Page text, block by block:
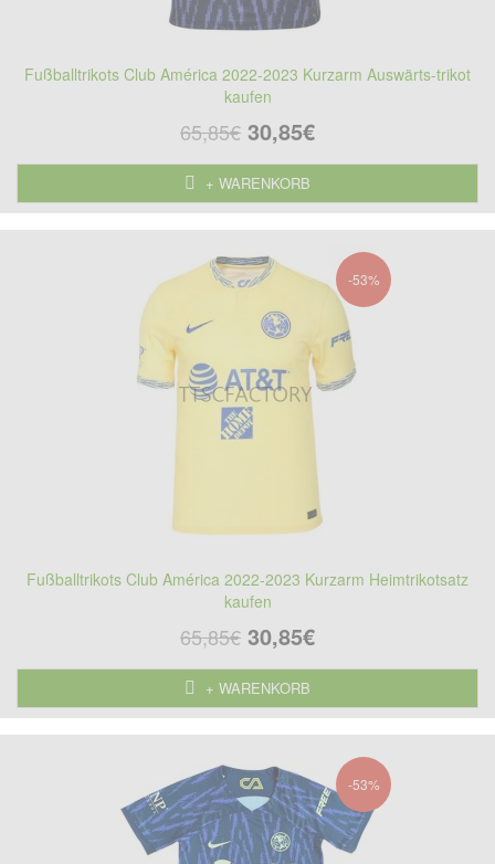
Fußballtrikots Club América 2022-2023 Kurzarm Auswärts-trikot
kaufen
65,85€ 30,85€
+ WARENKORB
-53%
Fußballtrikots Club América 2022-2023 Kurzarm Heimtrikotsatz
kaufen
65,85€ 30,85€
+ WARENKORB
-53%